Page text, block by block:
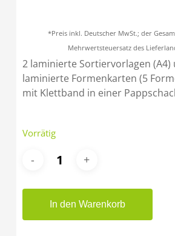
*Preis inkl. Deutscher MwSt.; der
Mehrwertsteuersatz des
2 laminierte Sortiervorlagen (A4)
laminierte Formenkarten (5
mit Klettband in einer
Vorrätig
In den Warenkorb